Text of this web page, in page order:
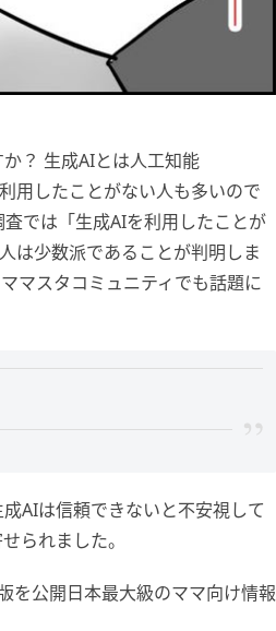
？ 生成AIとは人工知能
用したことがない人も多いので
では「生成AIを利用したことが
は少数派であることが判明しま
マスタコミュニティでも話題に
AIは信頼できないと不安視して
られました。
を公開日本最大級のママ向け情報